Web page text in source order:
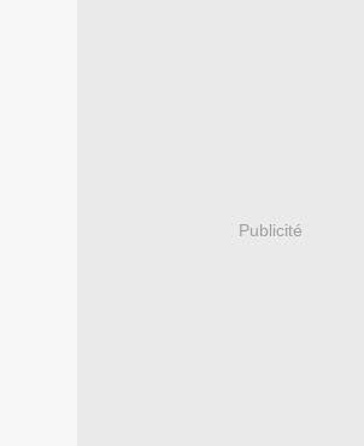
Publicité